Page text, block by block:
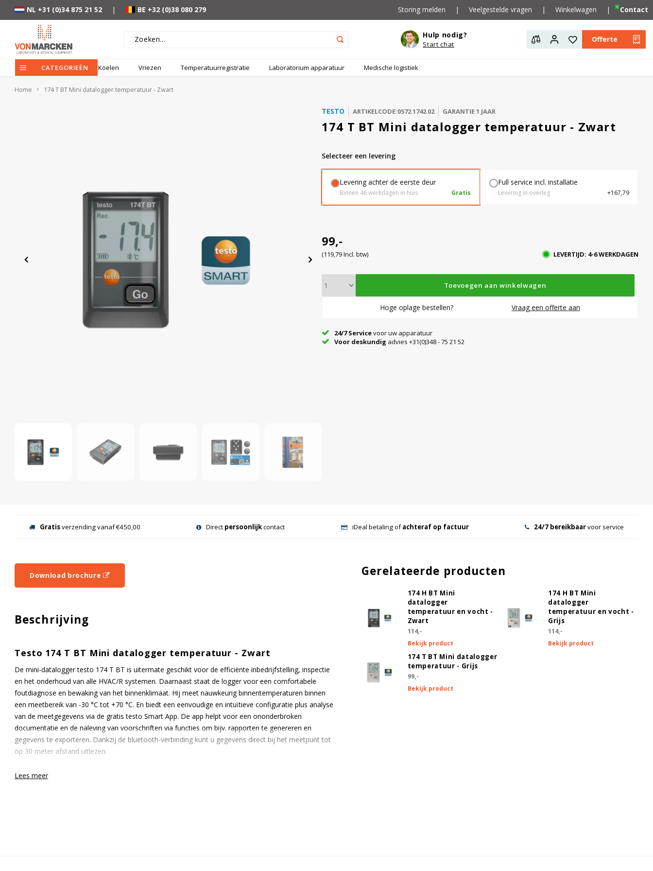
NL +31 (0)34 875 21 52 | BE +32 (0)38 080 279 Storing melden | Veelgestelde vragen | Winkelwagen | Contact
Hulp nodig?
Start chat
Offerte
CATEGORIEËN Koelen Vriezen Temperatuurregistratie Laboratorium apparatuur Medische logistiek
Home 174 T BT Mini datalogger temperatuur - Zwart
TESTO ARTIKELCODE:0572 1742 02 GARANTIE 1 JAAR
174 T BT Mini datalogger temperatuur - Zwart
Selecteer een levering
Levering achter de eerste deur
Binnen 46 werkdagen in huis Gratis
Full service incl. installatie
Levering in overleg +167,79
99,-
(119,79 Incl. btw) LEVERTIJD: 4-6 WERKDAGEN
Toevoegen aan winkelwagen
Hoge oplage bestellen? Vraag een offerte aan
24/7 Servicevoor uw apparatuur
Voor deskundig advies +31(0)348 - 75 21 52
Gratisverzending vanaf €450,00 Direct persoonlijkcontact iDeal betaling ofachteraf op factuur 24/7 bereikbaarvoor service
Download brochure
Beschrijving
Testo 174 T BT Mini datalogger temperatuur - Zwart
De mini-datalogger testo 174 T BT is uitermate geschikt voor de efficiënte inbedrijfstelling, inspectie
en het onderhoud van alle HVAC/R systemen. Daarnaast staat de logger voor een comfortabele
foutdiagnose en bewaking van het binnenklimaat. Hij meet nauwkeurig binnentemperaturen binnen
een meetbereik van -30 °C tot +70 °C. En biedt een eenvoudige en intuïtieve configuratie plus analyse
van de meetgegevens via de gratis testo Smart App. De app helpt voor een ononderbroken
documentatie en de naleving van voorschriften via functies om bijv. rapporten te genereren en
gegevens te exporteren. Dankzij de bluetooth-verbinding kunt u gegevens direct bij het meetpunt tot
op 30 meter afstand uitlezen.
De automatische gegevensback-up zorgt voor een betrouwbare registratie van meetgegevens, ook
Lees meer
Gerelateerde producten
174 H BT Mini
datalogger
temperatuur en vocht -
Zwart
114,-
Bekijk product
174 H BT Mini
datalogger
temperatuur en vocht -
Grijs
114,-
Bekijk product
174 T BT Mini datalogger
temperatuur - Grijs
99,-
Bekijk product